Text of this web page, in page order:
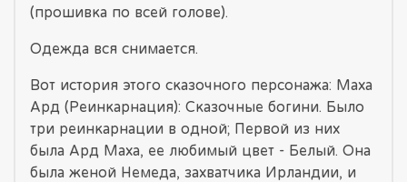
(прошивка по всей голове).
Одежда вся снимается.
Вот история этого сказочного персонажа: Маха
Ард (Реинкарнация): Сказочные богини. Было
три реинкарнации в одной; Первой из них
была Ард Маха, ее любимый цвет - Белый. Она
была женой Немеда, захватчика Ирландии, и